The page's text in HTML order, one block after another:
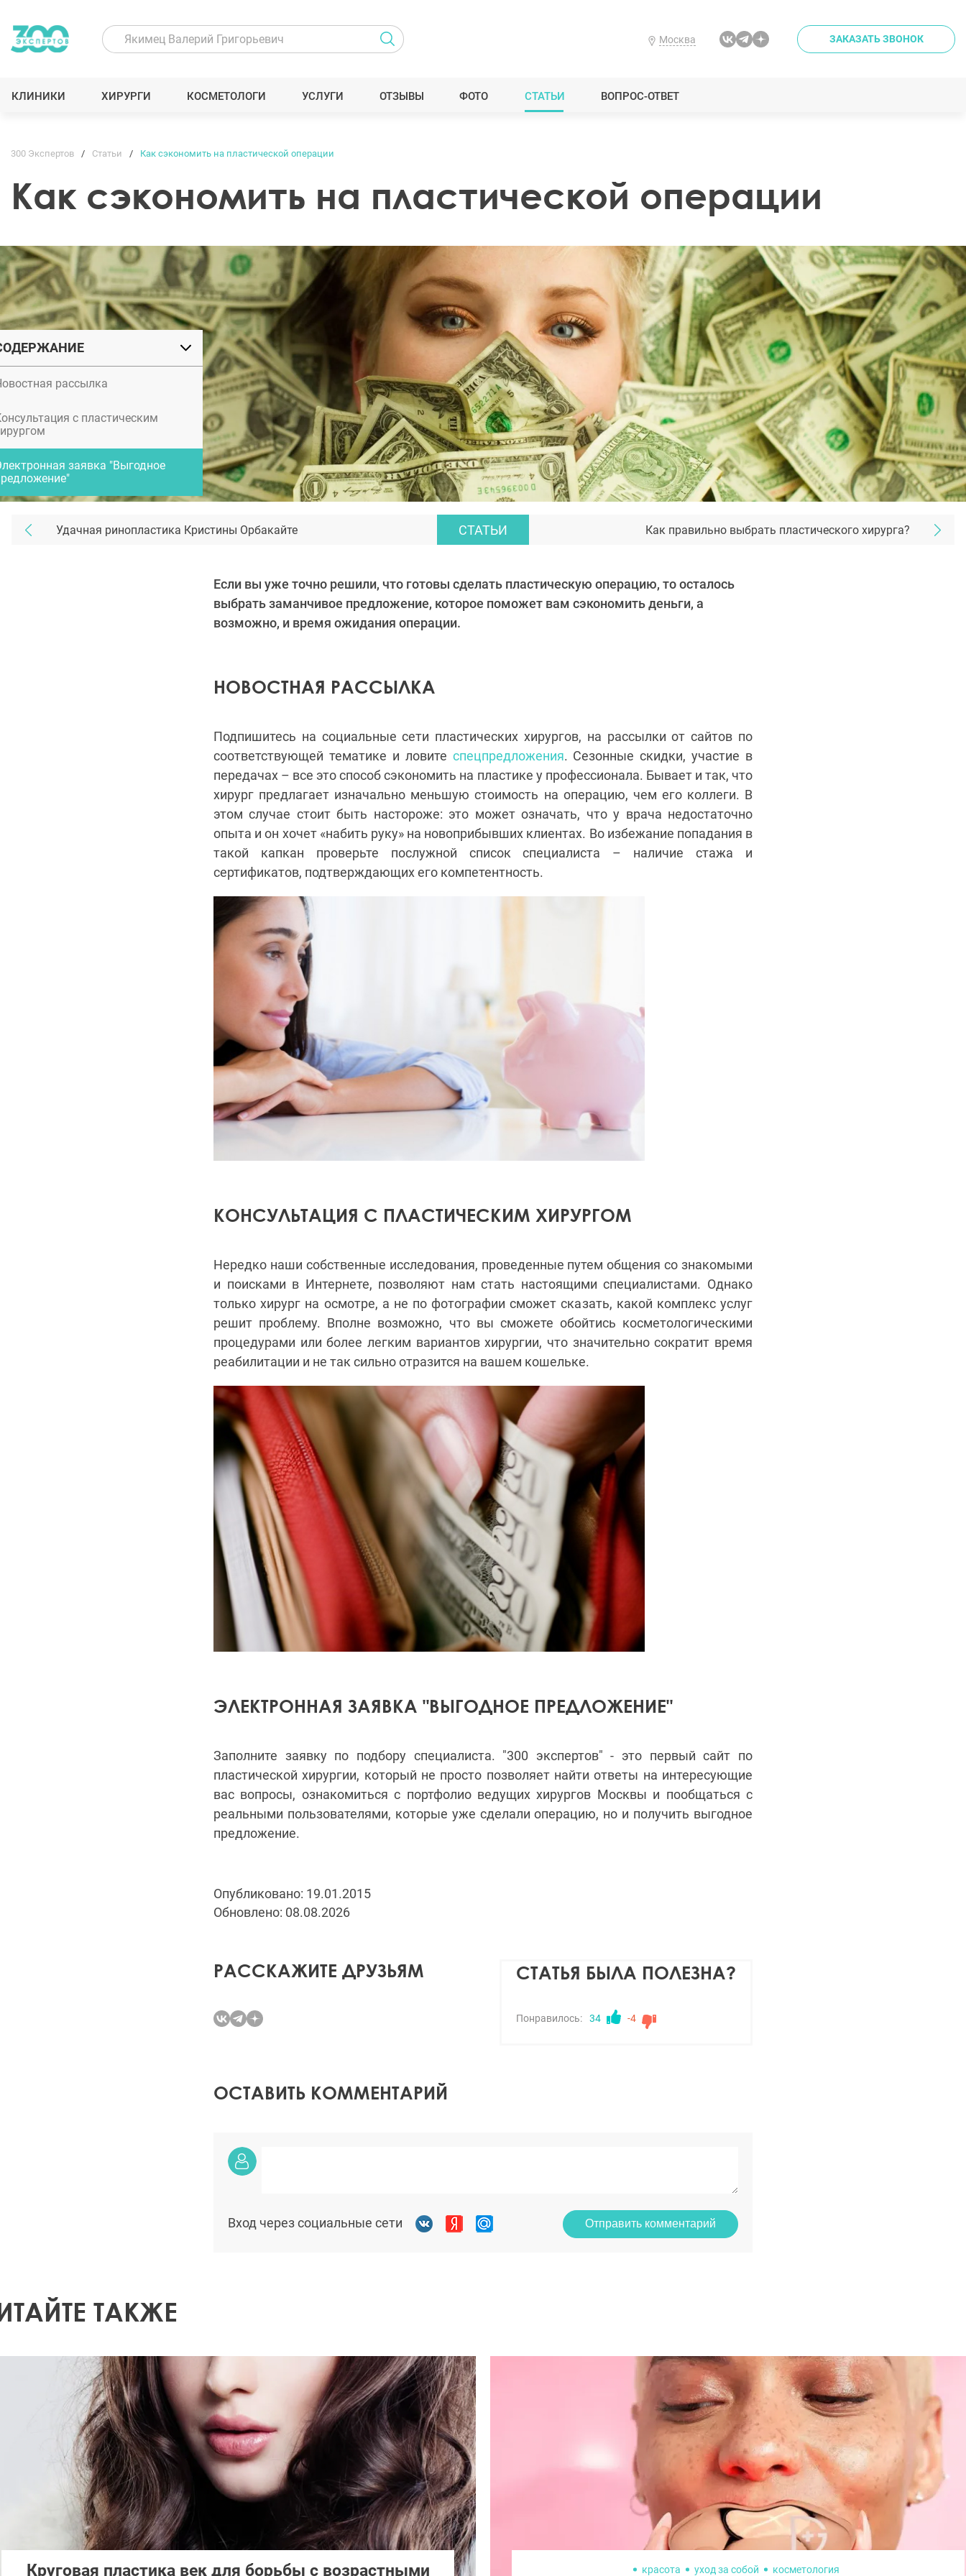
Москва ЗАКАЗАТЬ ЗВОНОК
КЛИНИКИ ХИРУРГИ КОСМЕТОЛОГИ УСЛУГИ ОТЗЫВЫ ФОТО СТАТЬИ ВОПРОС-ОТВЕТ
рассылка
с пластическим
заявка "Выгодное
300 Экспертов Статьи Как сэкономить на пластической операции
Как сэкономить на пластической операции
Удачная ринопластика Кристины Орбакайте СТАТЬИ Как правильно выбрать пластического хирурга?
Если вы уже точно решили, что готовы сделать пластическую операцию, то осталось
выбрать заманчивое предложение, которое поможет вам сэкономить деньги, а
возможно, и время ожидания операции.
НОВОСТНАЯ РАССЫЛКА
Подпишитесь на социальные сети пластических хирургов, на рассылки от сайтов по
соответствующей тематике и ловите спецпредложения. Сезонные скидки, участие в
передачах – все это способ сэкономить на пластике у профессионала. Бывает и так, что
хирург предлагает изначально меньшую стоимость на операцию, чем его коллеги. В
этом случае стоит быть настороже: это может означать, что у врача недостаточно
опыта и он хочет «набить руку» на новоприбывших клиентах. Во избежание попадания в
такой капкан проверьте послужной список специалиста – наличие стажа и
сертификатов, подтверждающих его компетентность.
КОНСУЛЬТАЦИЯ С ПЛАСТИЧЕСКИМ ХИРУРГОМ
Нередко наши собственные исследования, проведенные путем общения со знакомыми
и поисками в Интернете, позволяют нам стать настоящими специалистами. Однако
только хирург на осмотре, а не по фотографии сможет сказать, какой комплекс услуг
решит проблему. Вполне возможно, что вы сможете обойтись косметологическими
процедурами или более легким вариантов хирургии, что значительно сократит время
реабилитации и не так сильно отразится на вашем кошельке.
ЭЛЕКТРОННАЯ ЗАЯВКА "ВЫГОДНОЕ ПРЕДЛОЖЕНИЕ"
Заполните заявку по подбору специалиста. "300 экспертов" - это первый сайт по
пластической хирургии, который не просто позволяет найти ответы на интересующие
вас вопросы, ознакомиться с портфолио ведущих хирургов Москвы и пообщаться с
реальными пользователями, которые уже сделали операцию, но и получить выгодное
предложение.
Опубликовано: 19.01.2015
Обновлено: 08.08.2026
РАССКАЖИТЕ ДРУЗЬЯМ СТАТЬЯ БЫЛА ПОЛЕЗНА?
Понравилось: 34 -4
ОСТАВИТЬ КОММЕНТАРИЙ
Вход через социальные сети Отправить комментарий
ТАКЖЕ
Круговая пластика век для борьбы с возрастными красота уход за собой косметология